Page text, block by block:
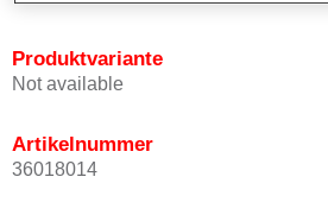
Produktvariante
Not available
Artikelnummer
36018014